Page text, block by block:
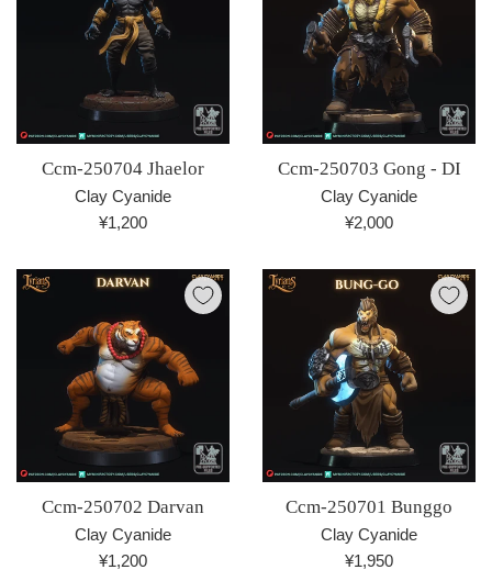
Ccm-250704 Jhaelor
Clay Cyanide
通
価
¥1,200
Ccm-250703 Gong - DI
Clay Cyanide
通
価
格
¥2,000
Ccm-250702 Darvan
Clay Cyanide
通
¥1,200
Ccm-250701 Bunggo
Clay Cyanide
通
¥1,950